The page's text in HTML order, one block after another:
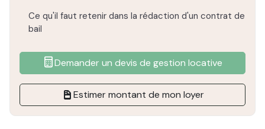
Ce qu'il faut retenir dans la rédaction d'un contrat de
bail
Demander un devis de gestion locative
Estimer montant de mon loyer